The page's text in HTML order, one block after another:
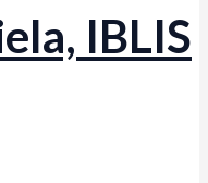
IBLIS